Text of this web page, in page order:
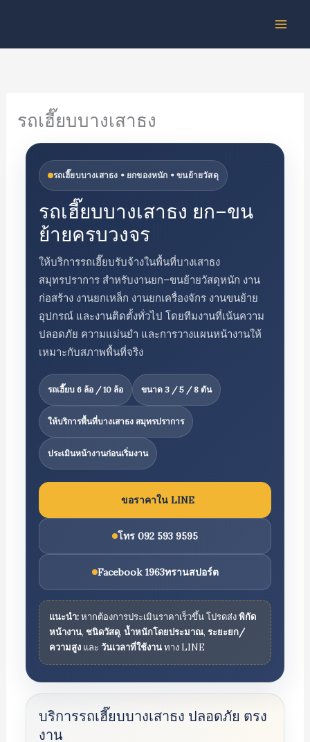
content
รถเฮี๊ยบบางเสาธง
รถเฮี๊ยบบางเสาธง • ยกของหนัก • ขนย้ายวัสดุ
รถเฮี๊ยบบางเสาธง ยก–ขน
ย้ายครบวงจร
ให้บริการรถเฮี๊ยบรับจ้างในพื้นที่บางเสาธง
สมุทรปราการ สำหรับงานยก–ขนย้ายวัสดุหนัก งาน
ก่อสร้าง งานยกเหล็ก งานยกเครื่องจักร งานขนย้าย
อุปกรณ์ และงานติดตั้งทั่วไป โดยทีมงานที่เน้นความ
ปลอดภัย ความแม่นยำ และการวางแผนหน้างานให้
เหมาะกับสภาพพื้นที่จริง
รถเฮี๊ยบ 6 ล้อ / 10 ล้อ ขนาด 3 / 5 / 8 ตัน
ให้บริการพื้นที่บางเสาธง สมุทรปราการ
ประเมินหน้างานก่อนเริ่มงาน
ขอราคาใน LINE
โทร 092 593 9595
Facebook 1963ทรานสปอร์ต
แนะนำ:หากต้องการประเมินราคาเร็วขึ้น โปรดส่งพิกัด
หน้างาน, ชนิดวัสดุ, น้ำหนักโดยประมาณ, ระยะยก/
ความสูงและ วันเวลาที่ใช้งานทาง LINE
บริการรถเฮี๊ยบบางเสาธง ปลอดภัย ตรง
งาน